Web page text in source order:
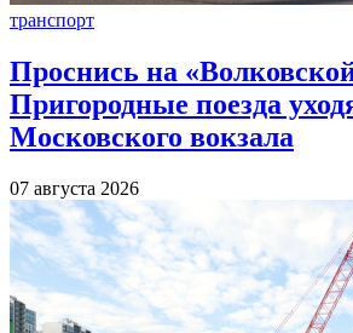
транспорт
Проснись на
Пригородные поезда
Московского вокзала
07 августа 2026